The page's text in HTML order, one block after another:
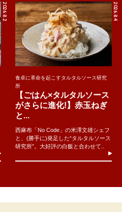
2026.8.2 2026.8.4
食卓に革命を起こすタルタルソース研究
所
【ごはん×タルタルソース
がさらに進化!】赤玉ねぎ
と...
西麻布「No Code」の米澤文雄シェフ
と、(勝手に)発足した“タルタルソース
研究所”。大好評の白飯と合わせて..